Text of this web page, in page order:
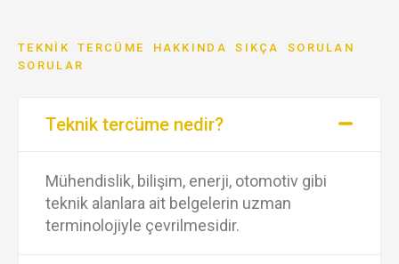
TEKNIK TERCÜME HAKKINDA SIKÇA SORULAN
SORULAR
Teknik tercüme nedir?
Mühendislik, bilişim, enerji, otomotiv gibi
teknik alanlara ait belgelerin uzman
terminolojiyle çevrilmesidir.